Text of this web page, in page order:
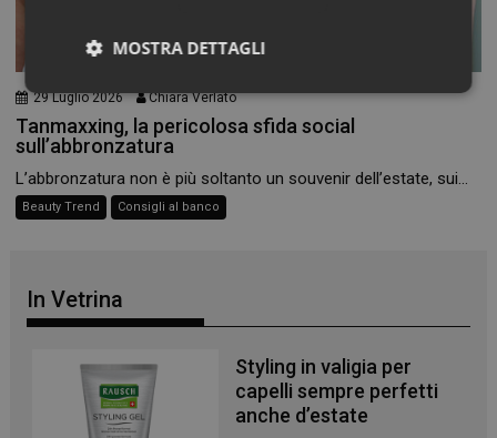
29 Luglio 2026 Chiara Verlato
Tanmaxxing, la pericolosa sfida social
sull’abbronzatura
L’abbronzatura non è più soltanto un souvenir dell’estate, sui...
Beauty Trend Consigli al banco
In Vetrina
Styling in valigia per
capelli sempre perfetti
anche d’estate
MOSTRA DETTAGLI
Necessari
I cookie necessari contribuiscono a rendere fruibile il
sito web abilitandone funzionalità di base quali la
navigazione sulle pagine e l'accesso alle aree
funzionare correttamente senza questi cookie.
NOME
FORNITORE/ DOMINIO
SCADENZA
PHPSESSID